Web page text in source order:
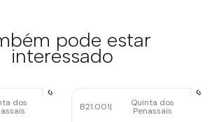
pode estar
interessado
dos
Esgotado
B21.001| Quinta dos
Penassais